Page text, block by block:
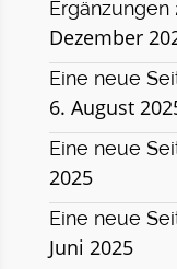
Ergänzungen
Dezember
Eine neue
6. August
Eine neue
2025
Eine neue
Juni 2025